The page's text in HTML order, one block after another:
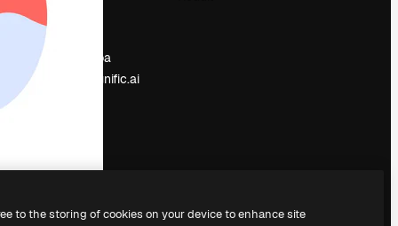
contenuti
Sala stampa
Cerchi magnific.ai
to the storing of cookies on your device to enhance site